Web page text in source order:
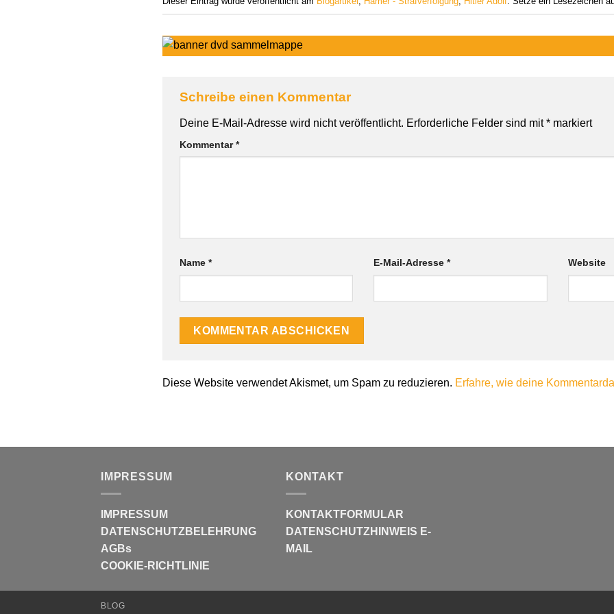
Schreibe einen Kommentar
Deine E-Mail-Adresse wird nicht veröffentlicht. Erforderliche Felder sind mit* markiert
Kommentar*
Name * E-Mail-Adresse* Website
Alternative:
Diese Website verwendet Akismet, um Spam zu reduzieren. Erfahre, wie deine
IMPRESSUM
IMPRESSUM
DATENSCHUTZBELEHRUNG
AGBs
COOKIE-RICHTLINIE
KONTAKT
KONTAKTFORMULAR
DATENSCHUTZHINWEIS E-
MAIL
BLOG